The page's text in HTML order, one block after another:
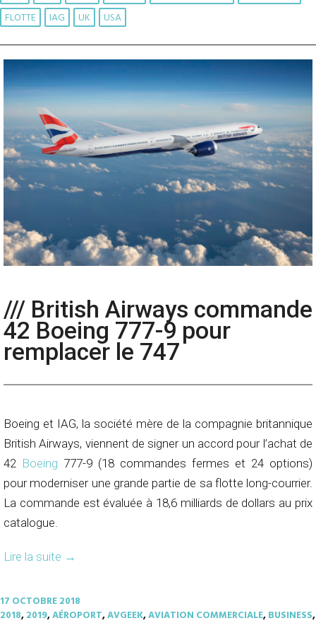
FLOTTE
IAG UK USA
/// British Airways commande
42 Boeing 777-9 pour
remplacer le 747
Boeing et IAG, la société mère de la compagnie britannique
British Airways, viennent de signer un accord pour l’achat de
42 Boeing 777-9 (18 commandes fermes et 24 options)
pour moderniser une grande partie de sa flotte long-courrier.
La commande est évaluée à 18,6 milliards de dollars au prix
catalogue.
Lire la suite →
17 OCTOBRE 2018
2018,2019,AÉROPORT,AVGEEK,AVIATION COMMERCIALE,BUSINESS,